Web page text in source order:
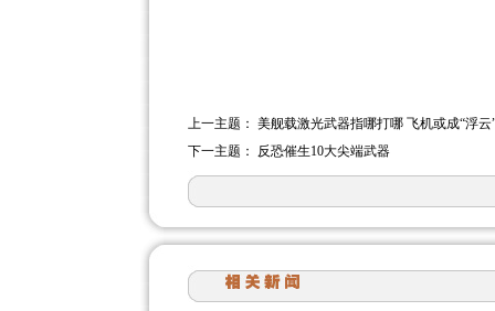
上一主题： 美舰载激光武器指哪打哪 飞机或成“浮云
下一主题： 反恐催生10大尖端武器